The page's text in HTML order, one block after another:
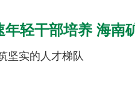
轻干部培养 海南矿
坚实的人才梯队